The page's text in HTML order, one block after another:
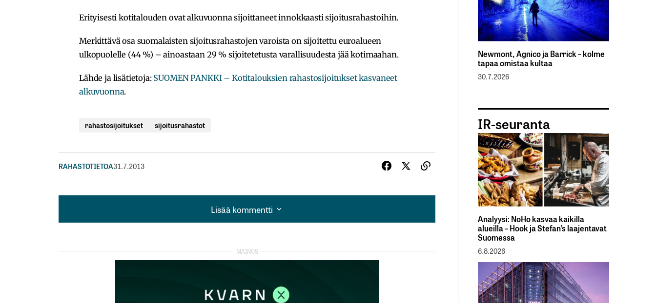
Erityisesti kotitalouden ovat alkuvuonna sijoittaneet innokkaasti sijoitusrahastoihin.
Merkittävä osa suomalaisten sijoitusrahastojen varoista on sijoitettu euroalueen
ulkopuolelle (44 %) – ainoastaan 29 % sijoitetetusta varallisuudesta jää kotimaahan.
Lähde ja lisätietoja: SUOMEN PANKKI – Kotitalouksien rahastosijoitukset kasvaneet
alkuvuonna.
rahastosijoitukset sijoitusrahastot
RAHASTOTIETOA31.7.2013
Lisää kommentti
Lisää kommentti
Newmont, Agnico ja Barrick – kolme
tapaa omistaa kultaa
30.7.2026
IR-seuranta
Analyysi: NoHo kasvaa kaikilla
alueilla – Hook ja Stefan’s laajentavat
Suomessa
6.8.2026